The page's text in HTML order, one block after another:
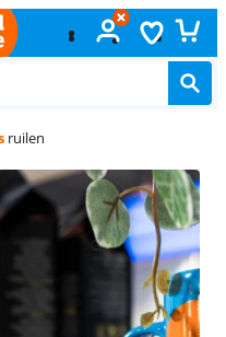
ruilen